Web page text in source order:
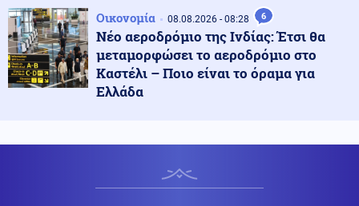
Αθλητισμός 08.08.2026 - 19:30
Αργεντινή, Μπαρτσελόνα και Ρεάλ Μαδρίτης
αποχαιρέτησαν τον πατέρα του Λιονέλ Μέσι
Κλειστός από τα μεσάνυχτα ο λόφος Φινόπουλου λόγω
Οικονομία 08.08.2026 - 08:28 6
Νέο αεροδρόμιο της Ινδίας: Έτσι θα
μεταμορφώσει το αεροδρόμιο στο
Καστέλι – Ποιο είναι το όραμα για
Ελλάδα